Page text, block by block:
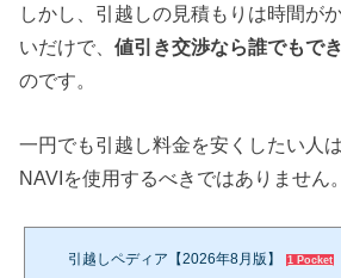
しかし、引越しの見積もりは時間が
いだけで、値引き交渉なら誰でもで
のです。
一円でも引越し料金を安くしたい人
NAVIを使用するべきではありません。
引越しペディア【2026年8月版】 1 Pocket